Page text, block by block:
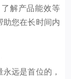
解产品能效等
您在长时间内
远是首位的，